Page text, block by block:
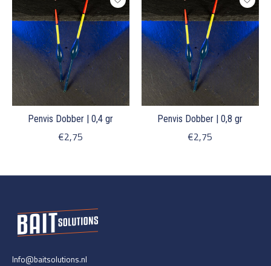
Penvis Dobber | 0,4 gr
€2,75
Penvis Dobber | 0,8 gr
€2,75
Info@baitsolutions.nl